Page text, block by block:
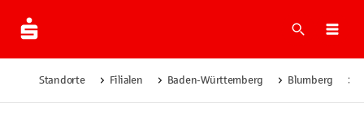
Suche
Standorte Filialen Baden-Württemberg Blumberg